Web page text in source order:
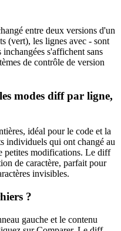
entre deux versions d'un
(vert), les lignes avec - sont
s'affichent sans
de contrôle de version
modes diff par ligne,
idéal pour le code et la
individuels qui ont changé au
petites modifications. Le diff
de caractère, parfait pour
invisibles.
?
gauche et le contenu